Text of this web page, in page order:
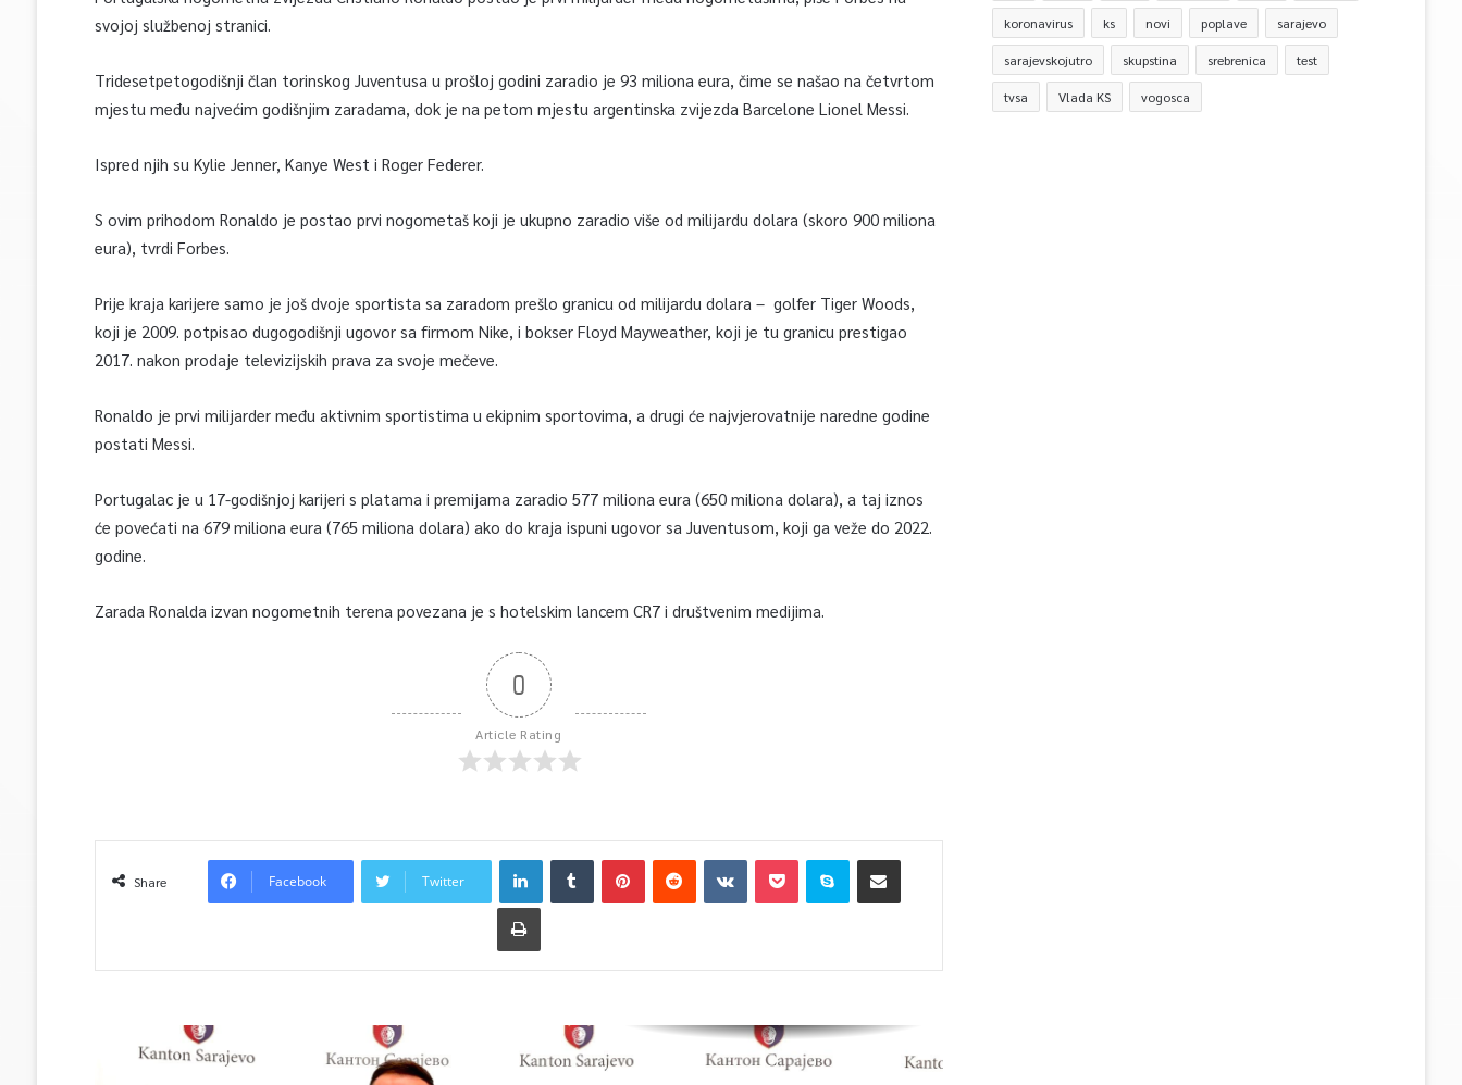
svojoj službenoj stranici.
Tridesetpetogodišnji član torinskog Juventusa u prošloj godini zaradio je 93 miliona eura, čime se našao na četvrtom
mjestu među najvećim godišnjim zaradama, dok je na petom mjestu argentinska zvijezda Barcelone Lionel Messi.
Ispred njih su Kylie Jenner, Kanye West i Roger Federer.
S ovim prihodom Ronaldo je postao prvi nogometaš koji je ukupno zaradio više od milijardu dolara (skoro 900 miliona
eura), tvrdi Forbes.
Prije kraja karijere samo je još dvoje sportista sa zaradom prešlo granicu od milijardu dolara – golfer Tiger Woods,
koji je 2009. potpisao dugogodišnji ugovor sa firmom Nike, i bokser Floyd Mayweather, koji je tu granicu prestigao
2017. nakon prodaje televizijskih prava za svoje mečeve.
Ronaldo je prvi milijarder među aktivnim sportistima u ekipnim sportovima, a drugi će najvjerovatnije naredne godine
postati Messi.
Portugalac je u 17-godišnjoj karijeri s platama i premijama zaradio 577 miliona eura (650 miliona dolara), a taj iznos
će povećati na 679 miliona eura (765 miliona dolara) ako do kraja ispuni ugovor sa Juventusom, koji ga veže do 2022.
godine.
Zarada Ronalda izvan nogometnih terena povezana je s hotelskim lancem CR7 i društvenim medijima.
0
Article Rating
Share Facebook Twitter
Read Next
Općina Centar: Potpisani ugovori za
koronavirus ks novi poplave sarajevo
sarajevskojutro skupstina srebrenica test
tvsa Vlada KS vogosca